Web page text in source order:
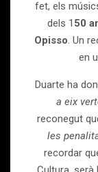
fet, els
dels 1 50
Opisso. Un
en
Duarte ha
a eix
reconegut
les
recordar